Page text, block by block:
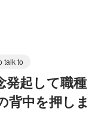
talk to
発起して職種
背中を押しま